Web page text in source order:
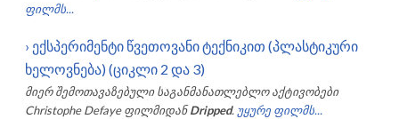
ფილმს...
› ექსპერიმენტი წვეთოვანი ტექნიკით (პლასტიკური
ხელოვნება) (ციკლი 2 და 3)
მიერ შემოთავაზებული საგანმანათლებლო აქტივობები
Christophe Defaye ფილმიდან Dripped. უყურე ფილმს...